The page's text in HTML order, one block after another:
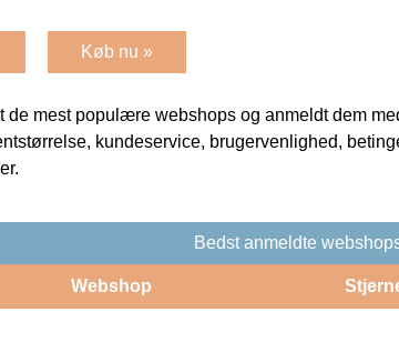
Køb nu »
de mest populære webshops og anmeldt dem
kundeservice, brugervenlighed,
Bedst anmeldte
Webshop